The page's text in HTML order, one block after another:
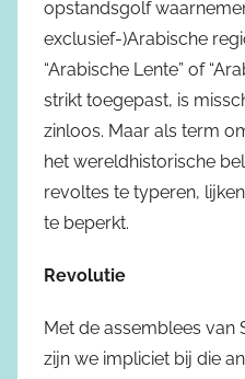
opstandsgolf
exclusief-)Arabische
“Arabische Lente” of
strikt toegepast, is
zinloos. Maar als term
het wereldhistorische
revoltes te typeren,
te beperkt.
Revolutie
Met de assemblees van
zijn we impliciet bij die